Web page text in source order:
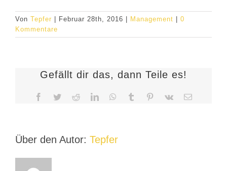
Von Tepfer Februar 28th, 2016 Management
0
Kommentare
Gefällt dir das, dann Teile es!
Facebook
TwitterReddit LinkedInWhatsApp
TumblrPinterest
Vk
Über den Autor: Tepfer